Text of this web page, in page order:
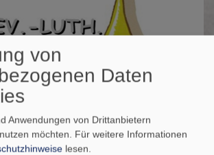
von
Daten
Anwendungen von Drittanbietern
möchten. Für weitere Informationen
lesen.